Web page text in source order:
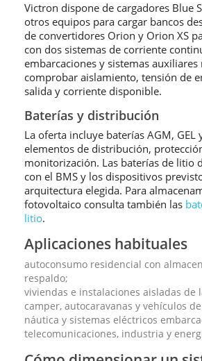
Victron dispone de cargadores Blue
otros equipos para cargar bancos
de convertidores Orion y Orion XS
con dos sistemas de corriente
embarcaciones y sistemas auxiliares
comprobar aislamiento, tensión de
salida y corriente disponible.
Baterías y distribución
La oferta incluye baterías AGM, GEL
elementos de distribución,
monitorización. Las baterías de litio
con el BMS y los dispositivos
arquitectura elegida. Para
fotovoltaico consulta también las
litio.
Aplicaciones habituales
autoconsumo residencial con
respaldo;
viviendas e instalaciones aisladas de
camper, autocaravanas y vehículos
náutica y sistemas eléctricos
telecomunicaciones, industria y